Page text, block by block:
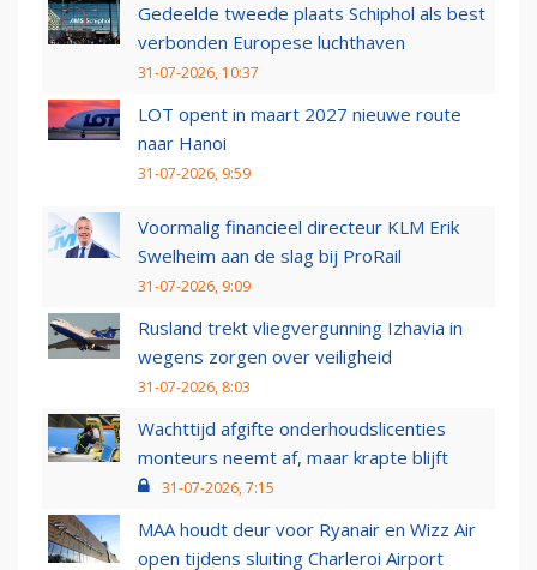
Gedeelde tweede plaats Schiphol als best
verbonden Europese luchthaven
31-07-2026, 10:37
LOT opent in maart 2027 nieuwe route
naar Hanoi
31-07-2026, 9:59
Voormalig financieel directeur KLM Erik
Swelheim aan de slag bij ProRail
31-07-2026, 9:09
Rusland trekt vliegvergunning Izhavia in
wegens zorgen over veiligheid
31-07-2026, 8:03
Wachttijd afgifte onderhoudslicenties
monteurs neemt af, maar krapte blijft
31-07-2026, 7:15
MAA houdt deur voor Ryanair en Wizz Air
open tijdens sluiting Charleroi Airport